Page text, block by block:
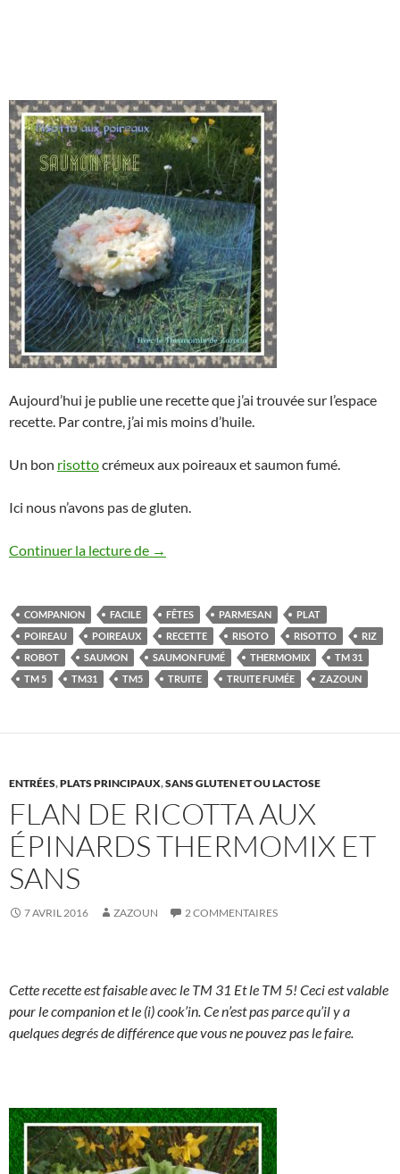
Aujourd’hui je publie une recette que j’ai trouvée sur l’espace
recette. Par contre, j’ai mis moins d’huile.
Un bon risottocrémeux aux poireaux et saumon fumé.
Ici nous n’avons pas de gluten.
Continuer la lecture de Risotto aux poireaux et saumon fumé
→
COMPANION FACILE FÊTES PARMESAN
PLAT
POIREAU
POIREAUX RECETTE RISOTO RISOTTO
RIZ
ROBOT
SAUMON SAUMON FUMÉ THERMOMIX
TM 31
TM 5
TM31 TM5 TRUITE TRUITE FUMÉE ZAZOUN
ENTRÉES,PLATS PRINCIPAUX,SANS GLUTEN ET OU LACTOSE
FLAN DE RICOTTA AUX
ÉPINARDS THERMOMIX ET
SANS
7 AVRIL 2016 ZAZOUN 2 COMMENTAIRES
Cette recette est faisable avec le TM 31 Et le TM 5! Ceci est valable
pour le companion et le (i) cook’in. Ce n’est pas parce qu’il y a
quelques degrés de différence que vous ne pouvez pas le faire.